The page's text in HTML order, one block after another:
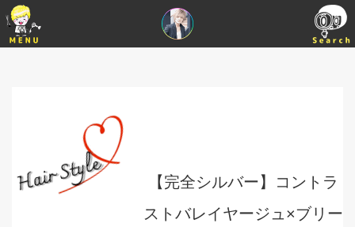
【完全シルバー】コントラ
ストバレイヤージュ×ブリー